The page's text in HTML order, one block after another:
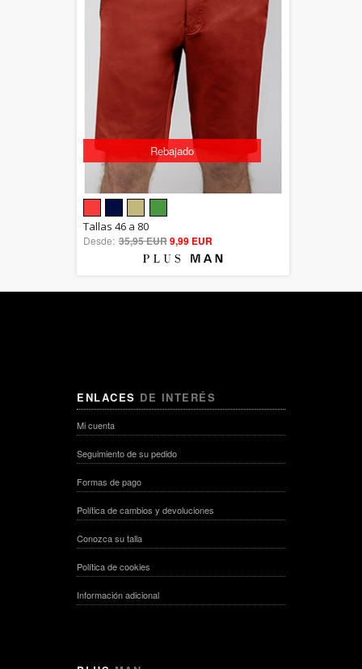
Rebajado
out of 5
Tallas 46 a 80
Desde: 35,95 EUR9,99 EUR
ENLACES DE INTERÉS
Mi cuenta
Seguimiento de su pedido
Formas de pago
Política de cambios y devoluciones
Conozca su talla
Política de cookies
Información adicional